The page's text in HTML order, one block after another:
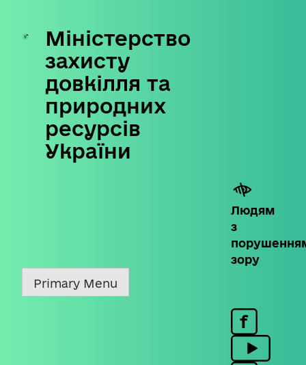
Skip
content
Міністерство
захисту
довкілля та
природних
ресурсів
України
Людям
з
зору
Primary Menu